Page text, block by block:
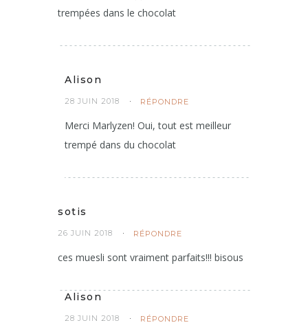
trempées dans le chocolat
Alison
28 JUIN 2018 RÉPONDRE
Merci Marlyzen! Oui, tout est meilleur
trempé dans du chocolat
sotis
26 JUIN 2018 RÉPONDRE
ces muesli sont vraiment parfaits!!! bisous
Alison
28 JUIN 2018 RÉPONDRE